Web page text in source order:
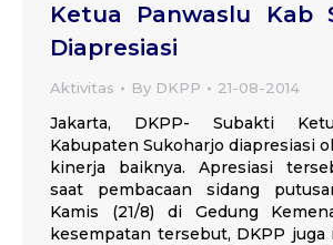
Ketua Panwaslu Kab
Diapresiasi
Aktivitas By DKPP 21-08-2014
Jakarta, DKPP- Subakti
Kabupaten Sukoharjo diapresiasi
kinerja baiknya. Apresiasi
saat pembacaan sidang
Kamis (21/8) di Gedung
kesempatan tersebut, DKPP juga